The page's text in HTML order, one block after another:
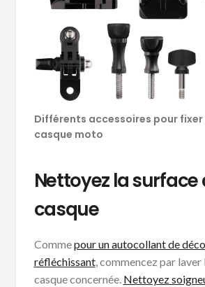
Différents accessoires pour fixer
casque moto
Nettoyez la surface
casque
Commepour un autocollant de déco
réfléchissant, commencez par laver
casque concernée. Nettoyez